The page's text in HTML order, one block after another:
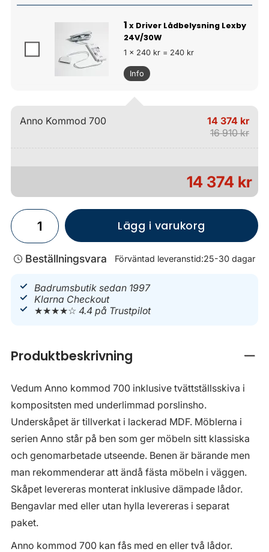
1 x Driver Lådbelysning Lexby
24V/30W
1 x 240 kr = 240 kr
Info
Anno Kommod 700
14 374 kr
16 910 kr
14 374 kr
Lägg i varukorg
Beställningsvara Förväntad leveranstid:25-30 dagar
Badrumsbutik sedan 1997
Klarna Checkout
★★★★☆4.4 på Trustpilot
Produktbeskrivning
Vedum Anno kommod 700 inklusive tvättställsskiva i
kompositsten med underlimmad porslinsho.
Underskåpet är tillverkat i lackerad MDF. Möblerna i
serien Anno står på ben som ger möbeln sitt klassiska
och genomarbetade utseende. Benen är bärande men
man rekommenderar att ändå fästa möbeln i väggen.
Skåpet levereras monterat inklusive dämpade lådor.
Bengavlar med eller utan hylla levereras i separat
paket.
Anno kommod 700 kan fås med en eller två lådor.